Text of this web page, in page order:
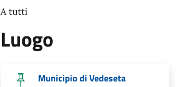
A tutti
Luogo
Municipio di Vedeseta